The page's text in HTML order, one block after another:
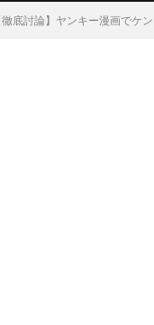
徹底討論】ヤンキー漫画でケ